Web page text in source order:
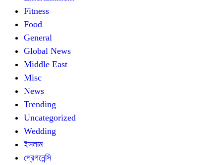
Fitness
Food
General
Global News
Middle East
Misc
News
Trending
Uncategorized
Wedding
ইসলাম
প্রেগনেন্সি